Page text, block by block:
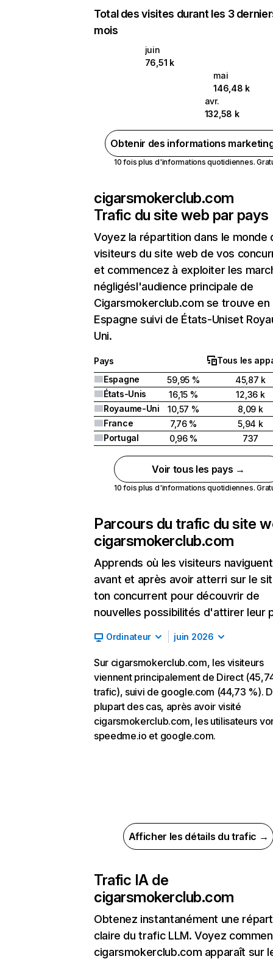
Total des visites durant les 3
mois
juin
76,51 k
mai
146,48 k
avr.
132,58 k
Obtenir des informations
10 fois plus d'informations quotidiennes.
cigarsmokerclub.com
Trafic du site web par pays
Voyez la répartition dans le monde
visiteurs du site web de vos
et commencez à exploiter les
négligésl'audience principale de
Cigarsmokerclub.com se trouve en
Espagne suivi de États-Uniset
Uni.
Pays
Tous les
Espagne
59,95 %
45,87 k
États-Unis
16,15 %
12,36 k
Royaume-Uni
10,57 %
8,09 k
France
7,76 %
5,94 k
Portugal
0,96 % 737
Voir tous les pays →
10 fois plus d'informations quotidiennes.
Parcours du trafic du site
cigarsmokerclub.com
Apprends où les visiteurs naviguent
avant et après avoir atterri sur le
ton concurrent pour découvrir de
nouvelles possibilités d'attirer leur
Ordinateur juin 2026
Sur cigarsmokerclub.com, les visiteurs
viennent principalement de Direct
trafic), suivi de google.com (44,73 %).
plupart des cas, après avoir visité
cigarsmokerclub.com, les utilisateurs
speedme.io et google.com.
Afficher les détails du trafic →
Trafic IA de
cigarsmokerclub.com
Obtenez instantanément une
claire du trafic LLM. Voyez
cigarsmokerclub.com apparaît sur